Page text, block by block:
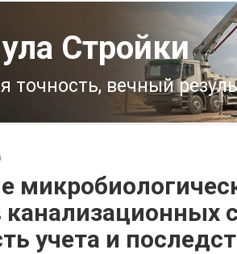
Стройки
точность, вечный
канализационных
учета и